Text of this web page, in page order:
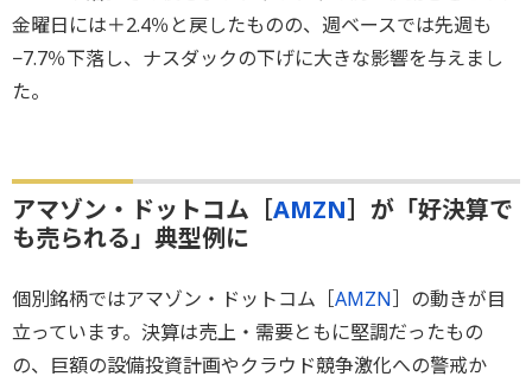
金曜日には＋2.4％と戻したものの、週ベースでは先週も
−7.7％下落し、ナスダックの下げに大きな影響を与えまし
た。
アマゾン・ドットコム［AMZN］が「好決算で
も売られる」典型例に
個別銘柄ではアマゾン・ドットコム［AMZN］の動きが目
立っています。決算は売上・需要ともに堅調だったもの
の、巨額の設備投資計画やクラウド競争激化への警戒か